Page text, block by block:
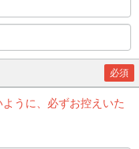
必須
うに、必ずお控えいた